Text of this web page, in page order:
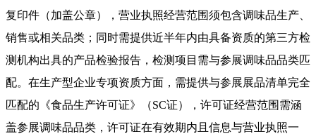
复印件（加盖公章），营业执照经营范围须包含调味品生产、
销售或相关品类；同时需提供近半年内由具备资质的第三方检
测机构出具的产品检验报告，检测项目需与参展调味品品类匹
配。在生产型企业专项资质方面，需提供与参展展品清单完全
匹配的《食品生产许可证》（SC证），许可证经营范围需涵
盖参展调味品品类，许可证在有效期内且信息与营业执照一